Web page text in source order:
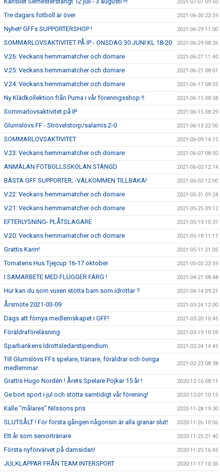
2021-07-07 09:50
Tre dagars fotboll är över 2021-06-30 23:59
Nyhet! GFFs SUPPORTERSHOP ! 2021-06-29 11:00
SOMMARLOVSAKTIVITET PÅ IP - ONSDAG 30 JUNI KL 18-20 2021-06-29 08:26
V.26: Veckans hemmamatcher och domare 2021-06-27 11:40
V.25: Veckans hemmamatcher och domare 2021-06-21 08:01
V.24: Veckans hemmamatcher och domare 2021-06-17 08:55
Ny Klädkollektion från Puma i vår föreningsshop !! 2021-06-15 08:58
Sommarlovsaktivitet på IP 2021-06-15 08:29
Glumslövs FF - Strövelstorp/salamis 2-0 2021-06-13 22:00
SOMMARLOVSAKTIVITET 2021-06-09 14:15
V.23: Veckans hemmamatcher och domare 2021-06-07 08:50
ANMÄLAN FOTBOLLSSKOLAN STÄNGD 2021-06-02 12:14
BÄSTA GFF SUPPORTER; -VÄLKOMMEN TILLBAKA! 2021-06-02 12:00
V.22: Veckans hemmamatcher och domare 2021-05-31 09:24
V.21: Veckans hemmamatcher och domare 2021-05-25 09:12
EFTERLYSNING- PLÅTSLAGARE 2021-05-19 10:37
V.20: Veckans hemmamatcher och domare 2021-05-18 11:17
Grattis Karin! 2021-05-11 21:05
Tomatens Hus Tjejcup 16-17 oktober 2021-05-03 23:59
I SAMARBETE MED FLÜGGER FÄRG ! 2021-04-21 08:48
Hur kan du som vuxen stötta barn som idrottar ? 2021-04-14 09:21
Årsmöte 2021-03-09 2021-03-24 12:00
Dags att förnya medlemskapet i GFF! 2021-03-20 10:45
Föräldraföreläsning 2021-03-19 10:59
Sparbankens Idrottsledarstipendium. 2021-02-24 14:45
Till Glumslövs FFs spelare, tränare, föräldrar och övriga
medlemmar.
2021-02-23 08:38
Grattis Hugo Nordén ! Årets Spelare Pojkar 15 år ! 2020-12-16 08:11
Ge bort sport i jul och stötta samtidigt vår förening! 2020-12-01 10:15
Kalle "målares" Nilssons pris 2020-11-28 19:30
SLUTSÅLT ! För första gången någonsin är alla granar slut! 2020-11-26 10:06
Ett år som seniortränare 2020-11-25 21:40
Första nyförvärvet på damsidan! 2020-11-25 16:45
JULKLAPPAR FRÅN TEAM INTERSPORT 2020-11-17 10:36